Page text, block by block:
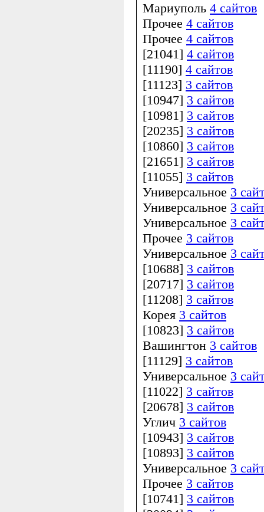
Мариуполь 4 сайтов
Прочее 4 сайтов
Прочее 4 сайтов
[21041] 4 сайтов
[11190] 4 сайтов
[11123] 3 сайтов
[10947] 3 сайтов
[10981] 3 сайтов
[20235] 3 сайтов
[10860] 3 сайтов
[21651] 3 сайтов
[11055] 3 сайтов
Универсальное 3
Универсальное 3
Универсальное 3
Прочее 3 сайтов
Универсальное 3
[10688] 3 сайтов
[20717] 3 сайтов
[11208] 3 сайтов
Корея 3 сайтов
[10823] 3 сайтов
Вашингтон 3 сайтов
[11129] 3 сайтов
Универсальное 3
[11022] 3 сайтов
[20678] 3 сайтов
Углич 3 сайтов
[10943] 3 сайтов
[10893] 3 сайтов
Универсальное 3
Прочее 3 сайтов
[10741] 3 сайтов